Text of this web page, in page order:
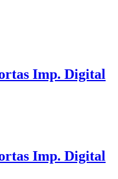
Imp. Digital
Imp. Digital